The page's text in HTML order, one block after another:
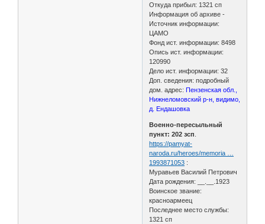
Откуда прибыл: 1321 сп
Информация об архиве -
Источник информации:
ЦАМО
Фонд ист. информации: 8498
Опись ист. информации:
120990
Дело ист. информации: 32
Доп. сведения: подробный
дом. адрес:Пензенская обл.,
Нижнеломовский р-н, видимо,
д. Ендашовка
Военно-пересыльный
пункт: 202 зсп
https://pamyat-
naroda.ru/heroes/memoria …
1993871053 :
Муравьев Василий Петрович
Дата рождения: __.__.1923
Воинское звание:
красноармеец
Последнее место службы:
1321 сп